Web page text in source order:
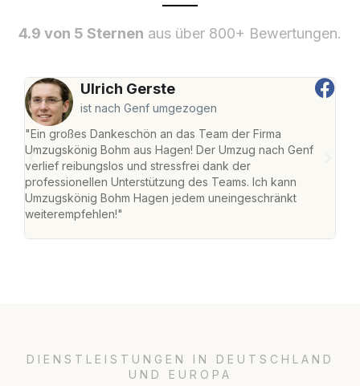
4.9 von 5 Sternen aus über 800+ Bewertungen.
Ulrich Gerste
ist nach Genf umgezogen
"Ein großes Dankeschön an das Team der Firma
Umzugskönig Bohm aus Hagen! Der Umzug nach Genf
verlief reibungslos und stressfrei dank der
professionellen Unterstützung des Teams. Ich kann
Umzugskönig Bohm Hagen jedem uneingeschränkt
weiterempfehlen!"
DIENSTLEISTUNGEN IN DEUTSCHLAND
UND EUROPA